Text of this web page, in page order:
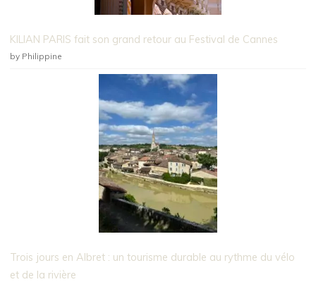
KILIAN PARIS fait son grand retour au Festival de Cannes
by Philippine
Trois jours en Albret : un tourisme durable au rythme du vélo
et de la rivière